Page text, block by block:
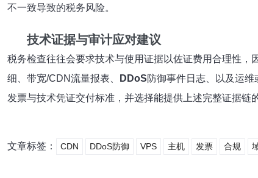
不一致导致的税务风险。
技术证据与审计应对建议
税务检查往往会要求技术与使用证据以佐证费用合理性
细、带宽/CDN流量报表、
DDoS防御事件日志、以及运
发票与技术凭证交付标准，并选择能提供上述完整证据链
文章标签： CDN DDoS防御 VPS 主机 发票 合规